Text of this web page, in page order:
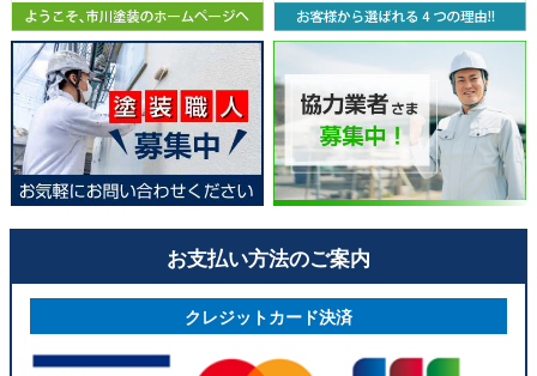
お支払い方法のご案内
クレジットカード決済